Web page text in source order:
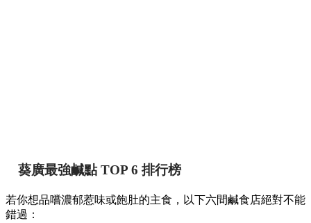
葵廣最強鹹點 TOP 6 排行榜
若你想品嚐濃郁惹味或飽肚的主食，以下六間鹹食店絕對不能
錯過：